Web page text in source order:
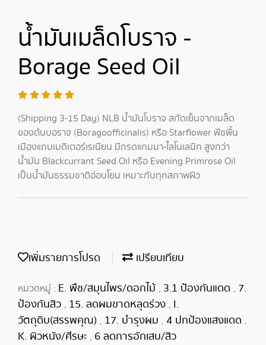
น้ำมันเมล็ดโบราจ -
Borage Seed Oil
(Shipping 3-15 Day) NLB น้ำมันโบราจ สกัดเย็นจากเมล็ด
ของต้นบอราจ (Boragoofficinalis) หรือ Starflower พืชพื้น
เมืองแถบเมดิเตอร์เรเนียน มีกรดแกมมา-ไลโนเลนิก สูงกว่า
น้ำมัน Blackcurrant Seed Oil หรือ Evening Primrose Oil
เป็นน้ำมันธรรมชาติอ่อนโยน เหมาะกับทุกสภาพผิว
เพิ่มรายการโปรด เปรียบเทียบ
หมวดหมู่ : E. พืช/สมุนไพร/ดอกไม้ , 3.1 ป้องกันแดด , 7.
ป้องกันสิว , 15. ลดผมขาดหลุดร่วง , I.
วัตถุดิบ(สรรพคุณ) , 17. บำรุงผม , 4 ปกป้องแสงแดด ,
K. ผิวหนัง/ศีรษะ , 6 ลดการอักเสบ/สิว